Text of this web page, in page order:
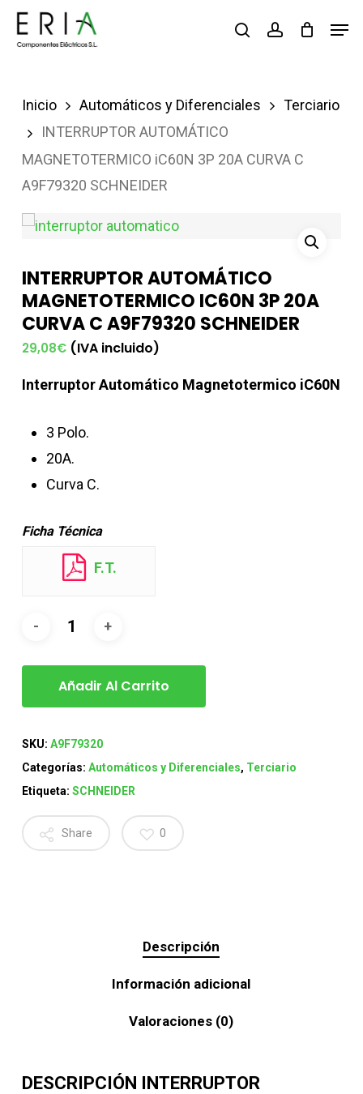
Saltar
buscaraccount
Inicio Automáticos y Diferenciales
Terciario
INTERRUPTOR AUTOMÁTICO
MAGNETOTERMICO iC60N 3P 20A CURVA C
A9F79320 SCHNEIDER
INTERRUPTOR AUTOMÁTICO
MAGNETOTERMICO IC60N 3P 20A
CURVA C A9F79320 SCHNEIDER
29,08€ (IVA incluido)
Interruptor Automático Magnetotermico iC60N
3 Polo.
20A.
Curva C.
Ficha Técnica
F.T.
Añadir Al Carrito
SKU: A9F79320
Categorías: Automáticos y Diferenciales, Terciario
Etiqueta: SCHNEIDER
Share 0
Descripción
Información adicional
Valoraciones (0)
DESCRIPCIÓN INTERRUPTOR